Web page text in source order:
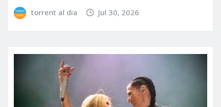
torrent al dia Jul 30, 2026